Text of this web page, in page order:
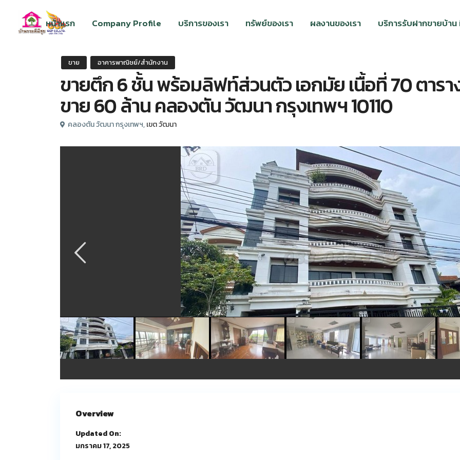
หน้าแรก Company Profile บริการของเรา ทรัพย์ของเรา ผลงานของเรา บริการรับฝากขายบ้าน
ขาย อาคารพาณิชย์/สำนักงาน
ขายตึก 6 ชั้น พร้อมลิฟท์ส่วนตัว เอกมัย เนื้อที่ 70 ตารา
ขาย 60 ล้าน คลองตัน วัฒนา กรุงเทพฯ 10110
คลองตัน วัฒนา กรุงเทพฯ,เขต วัฒนา
Overview
Updated On:
มกราคม 17, 2025